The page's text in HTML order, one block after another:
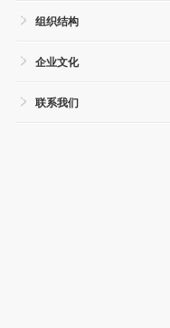
组织结构
企业文化
联系我们